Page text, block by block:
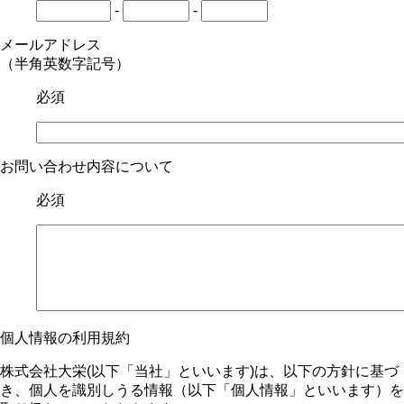
- -
メールアドレス
（半角英数字記号）
必須
お問い合わせ内容について
必須
個人情報の利用規約
株式会社大栄(以下「当社」といいます)は、以下の方針に基づ
き、個人を識別しうる情報（以下「個人情報」といいます）を